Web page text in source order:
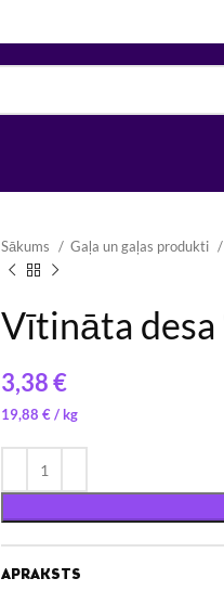
Sākums Gaļa un gaļas produkti
€
€ /
Vītināta desa
€
19,88 €/
APRAKSTS